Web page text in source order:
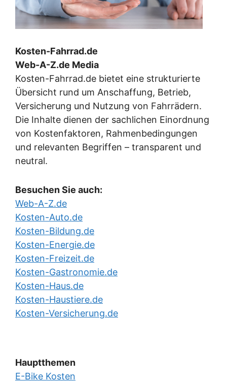
Kosten-Fahrrad.de
Web-A-Z.de Media
Kosten-Fahrrad.de bietet eine strukturierte
Übersicht rund um Anschaffung, Betrieb,
Versicherung und Nutzung von Fahrrädern.
Die Inhalte dienen der sachlichen Einordnung
von Kostenfaktoren, Rahmenbedingungen
und relevanten Begriffen – transparent und
neutral.
Besuchen Sie auch:
Web-A-Z.de
Kosten-Auto.de
Kosten-Bildung.de
Kosten-Energie.de
Kosten-Freizeit.de
Kosten-Gastronomie.de
Kosten-Haus.de
Kosten-Haustiere.de
Kosten-Versicherung.de
Hauptthemen
E-Bike Kosten